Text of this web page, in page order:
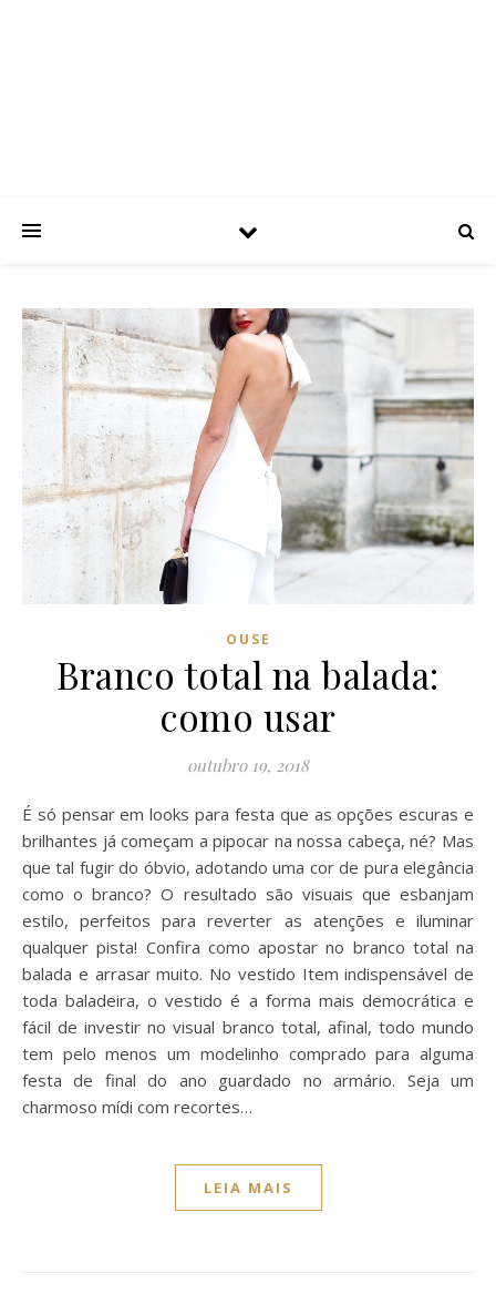
OUSE
Branco total na balada:
como usar
outubro 19, 2018
É só pensar em looks para festa que as opções escuras e
brilhantes já começam a pipocar na nossa cabeça, né? Mas
que tal fugir do óbvio, adotando uma cor de pura elegância
como o branco? O resultado são visuais que esbanjam
estilo, perfeitos para reverter as atenções e iluminar
qualquer pista! Confira como apostar no branco total na
balada e arrasar muito. No vestido Item indispensável de
toda baladeira, o vestido é a forma mais democrática e
fácil de investir no visual branco total, afinal, todo mundo
tem pelo menos um modelinho comprado para alguma
festa de final do ano guardado no armário. Seja um
charmoso mídi com recortes…
LEIA MAIS